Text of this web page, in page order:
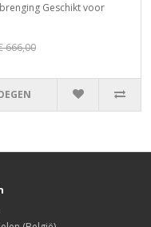
Geschikt voor
666,00